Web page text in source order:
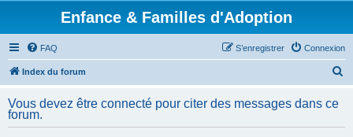
Enfance & Familles d'Adoption
FAQ Connexion
S’enregistrer
Index du forum
h
Vous devez être connecté pour citer des messages dans ce
forum.